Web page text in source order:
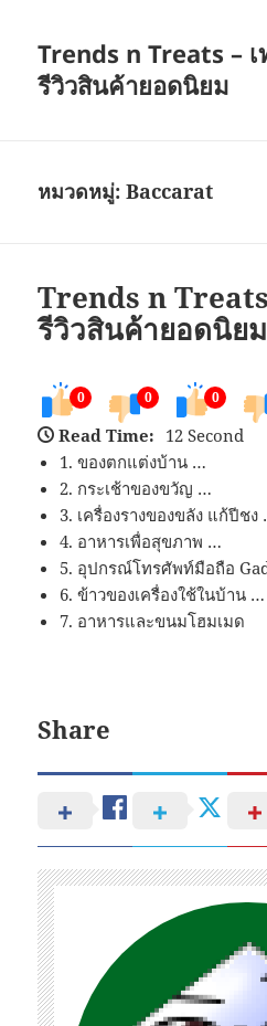
Trends n Treats –
รีวิวสินค้ายอดนิยม
หมวดหมู่:Baccarat
Trends n
รีวิวสินค้ายอดนิยม
0 0 0
Read Time: 12 Second
1. ของตกแต่งบ้าน …
2. กระเช้าของขวัญ …
3. เครื่องรางของขลัง แก้ปีชง
4. อาหารเพื่อสุขภาพ …
5. อุปกรณ์โทรศัพท์มือถือ
6. ข้าวของเครื่องใช้ในบ้าน …
7. อาหารและขนมโฮมเมด
Share